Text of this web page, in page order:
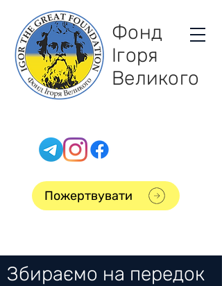
Фонд
Ігоря
Великого
Пожертвувати
Збираємо на передок